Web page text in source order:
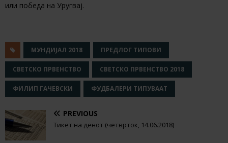
или победа на Уругвај.
МУНДИЈАЛ 2018 ПРЕДЛОГ ТИПОВИ
СВЕТСКО ПРВЕНСТВО СВЕТСКО ПРВЕНСТВО 2018
ФИЛИП ГАЧЕВСКИ ФУДБАЛЕРИ ТИПУВААТ
PREVIOUS
Тикет на денот (четврток, 14.06.2018)